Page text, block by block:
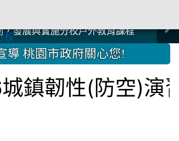
2023.04.22 愛傳球計畫
2023.04.22 愛傳球計畫
，發展與實施分校戶外教育課程
，發展與實施分校戶外教育課程
愛與溫暖：2024.3.19 桃園市家長會與桃
也工會義剪活動
愛與溫暖：2024.3.19 桃園市家長會與桃
也工會義剪活動
與師長合照
與師長合照
，發展與實施分校戶外教育課程
，發展與實施分校戶外教育課程
愛與溫暖：110.12.22 國際獅子會與本校
愛與溫暖：110.12.22 國際獅子會與本校
愛與溫暖：110.12.22 國際獅子會贈送本
愛與溫暖：110.12.22 國際獅子會贈送本
覽會
覽會
子會贈送本校學生耶誕禮物
子會贈送本校學生耶誕禮物
子會贊助本校學生獎助學金
子會贊助本校學生獎助學金
恩歌謠競賽；本校師生與國際獅子會獅
恩歌謠競賽；本校師生與國際獅子會獅
；合作互惠，建立良善公共關係
；合作互惠，建立良善公共關係
導 桃園市政府關心您!
鎮韌性(防空)演